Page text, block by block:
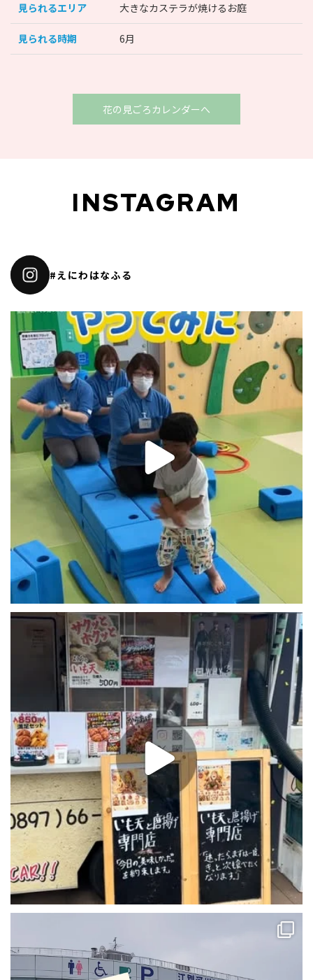
見られるエリア 大きなカステラが焼けるお庭
見られる時期 6月
花の見ごろカレンダーへ
INSTAGRAM
#えにわはなふる
おはようございます😊りりあ🌸です。
今日の恵庭は、少し雲が多いけど、夏らしい天気☀️...
3 0
おはようございます☀
本日は、北海道 #恵庭市 #道の駅 #花ロードえにわ
15 0
今日は一時の休息🍵😌✨
115 6